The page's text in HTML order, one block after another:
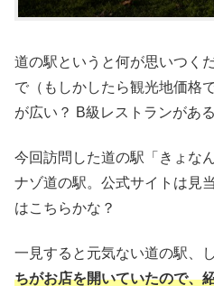
道の駅というと何が思いつく
で（もしかしたら観光地価格
が広い？ B級レストランがあ
今回訪問した道の駅「きょな
ナゾ道の駅。公式サイトは見
はこちらかな？
一見すると元気ない道の駅、
ちがお店を開いていたので、